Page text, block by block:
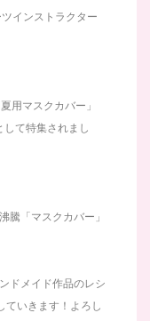
インストラクター
用マスクカバー」
して特集されまし
騰「マスクカバー」
ドメイド作品のレシ
ていきます！よろし